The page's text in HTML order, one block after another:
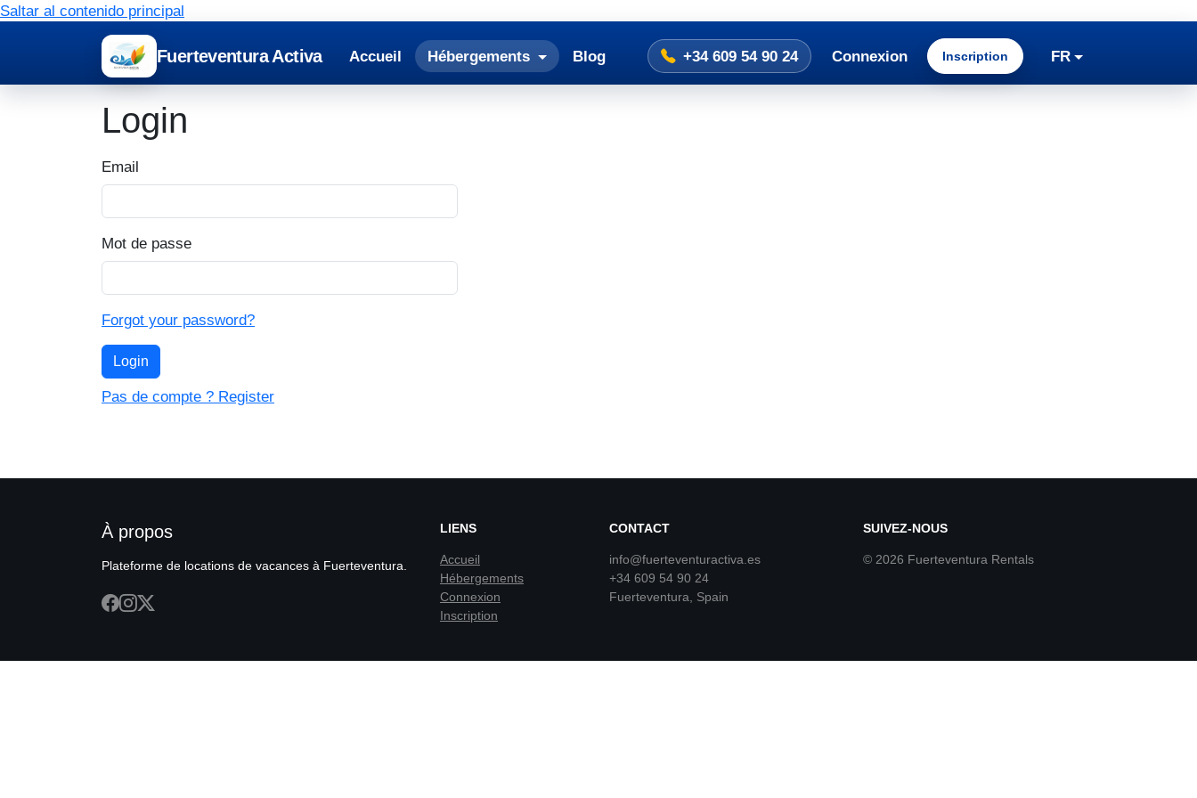
Saltar al contenido principal
Fuerteventura Activa Accueil Hébergements Blog +34 609 54 90 24 Connexion Inscription FR
Login
Email
Mot de passe
Forgot your password?
Login
Pas de compte ? Register
À propos
Plateforme de locations de vacances à Fuerteventura.
LIENS
Accueil
Hébergements
Connexion
Inscription
CONTACT
info@fuerteventuractiva.es
+34 609 54 90 24
Fuerteventura, Spain
SUIVEZ-NOUS
© 2026 Fuerteventura Rentals